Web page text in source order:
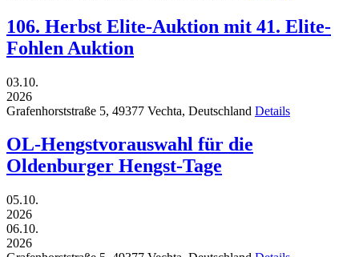
106. Herbst Elite-Auktion mit 41. Elite-
Fohlen Auktion
03.10.
2026
Grafenhorststraße 5, 49377 Vechta, Deutschland Details
OL-Hengstvorauswahl für die
Oldenburger Hengst-Tage
05.10.
2026
06.10.
2026